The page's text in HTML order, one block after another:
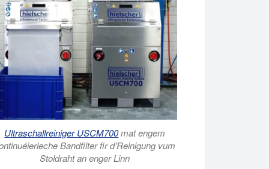
Ultraschallreiniger USCM700mat engem
Bandfilter fir d'Reinigung vum
Stoldraht an enger Linn